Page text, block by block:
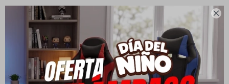

Ver mas
Medios de pago